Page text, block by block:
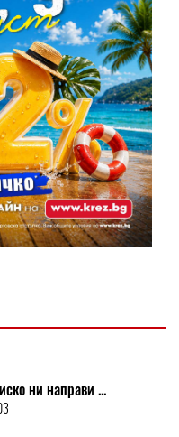
ни направи ...